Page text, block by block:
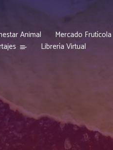
Animal
Mercado Frutícola
Librería Virtual